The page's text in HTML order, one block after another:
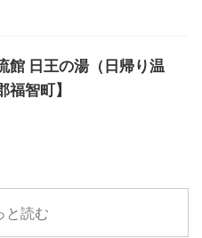
館 日王の湯（日帰り温
福智町】
と読む